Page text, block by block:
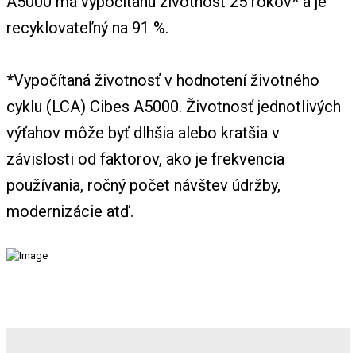
recyklovateľný na 91 %.
*Vypočítaná životnosť v hodnotení životného
cyklu (LCA) Cibes A5000. Životnosť jednotlivých
výťahov môže byť dlhšia alebo kratšia v
závislosti od faktorov, ako je frekvencia
používania, ročný počet návštev údržby,
modernizácie atď.